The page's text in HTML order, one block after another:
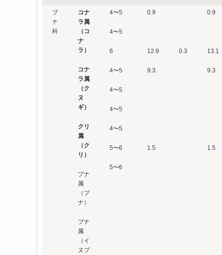
ブ
ナ
科
コナ
ラ属
（コ
ナ
ラ）
コナ
ラ属
（ク
ヌ
ギ）
クリ
属
（ク
リ）
ブナ
属
（ブ
ナ）
ブナ
属
（イ
ヌブ
4〜5
4〜5
6
4〜5
4〜5
4〜5
4〜5
5〜6
5〜6
0.9
12.9
9.3
1.5
0.3
0.9
13.1
9.3
1.5